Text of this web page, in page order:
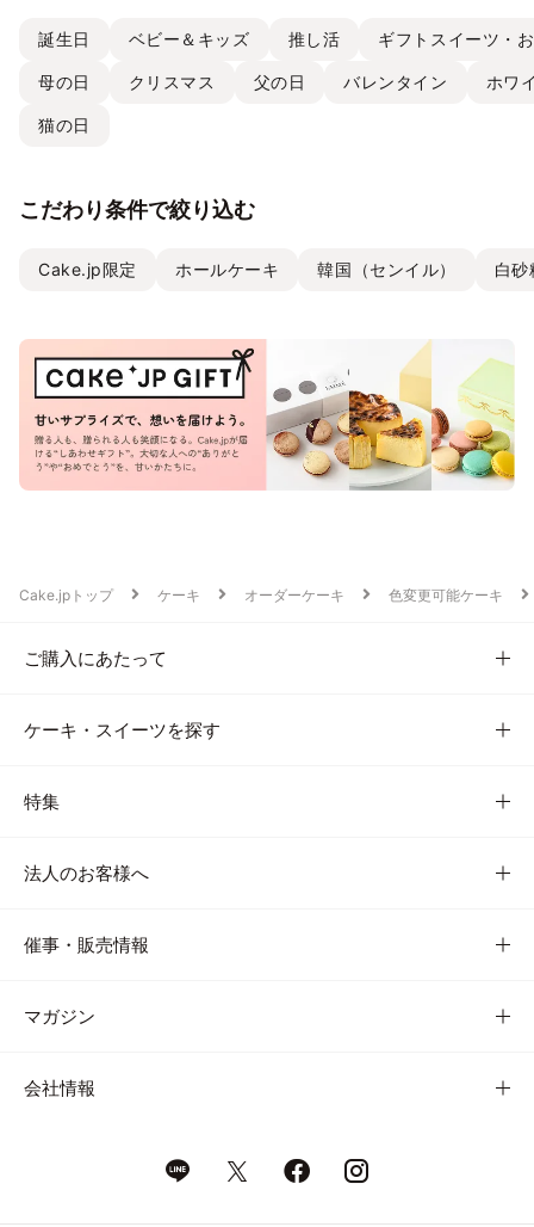
誕生日 ベビー＆キッズ 推し活 ギフトスイーツ・
母の日 クリスマス 父の日 バレンタイン ホワ
猫の日
こだわり条件で絞り込む
Cake.jp限定 ホールケーキ 韓国（センイル） 白砂
Cake.jpトップ ケーキ オーダーケーキ 色変更可能ケーキ
ご購入にあたって
ケーキ・スイーツを探す
特集
法人のお客様へ
催事・販売情報
マガジン
会社情報